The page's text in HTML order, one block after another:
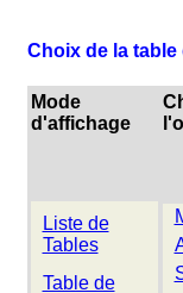
Choix de la
Mode
d'affichage
Liste de
Tables
Table de